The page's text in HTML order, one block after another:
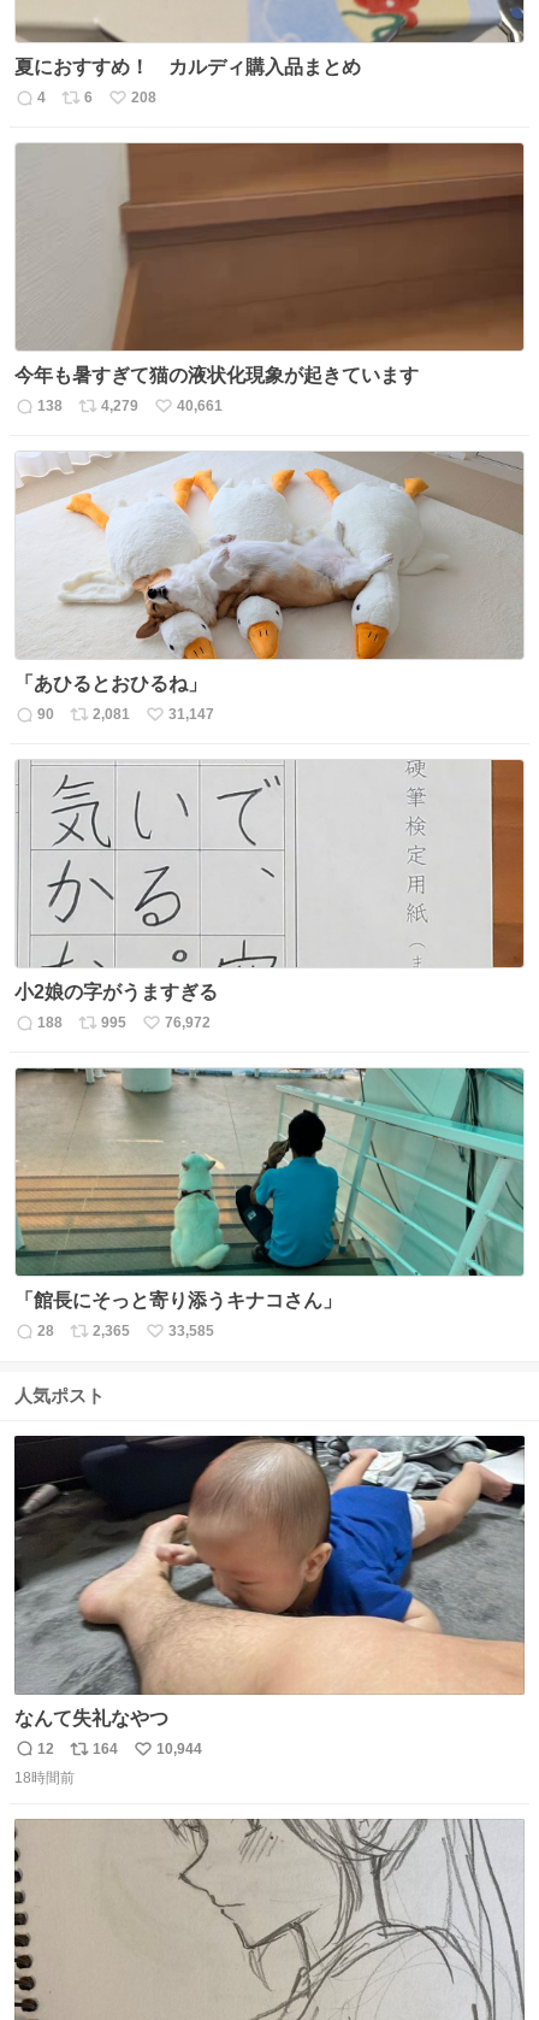
夏におすすめ！ カルディ購入品まとめ
返
4
リ
6
い
208
今年も暑すぎて猫の液状化現象が起きています
返
138
リ
ス
ト
数
4,279
い
ね
数
40,661
「あひるとおひるね」
返
90
リ
ト
数
2,081
い
31,147
小2娘の字がうますぎる
返
数
188
リ
ス
995
い
ね
76,972
「館長にそっと寄り添うキナコさん」
返
数
28
リ
ス
2,365
い
33,585
人気ポスト
なんて失礼なやつ
返
信
12
リ
ポ
164
い
10,944
18時間前